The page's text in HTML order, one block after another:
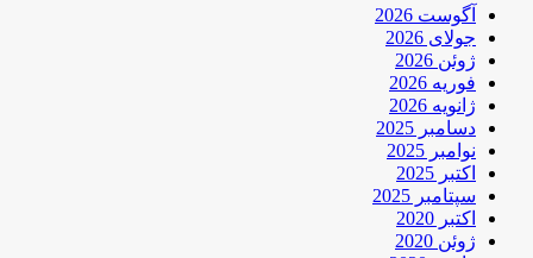
آگوست 2026
جولای 2026
ژوئن 2026
فوریه 2026
ژانویه 2026
دسامبر 2025
نوامبر 2025
اکتبر 2025
سپتامبر 2025
اکتبر 2020
ژوئن 2020